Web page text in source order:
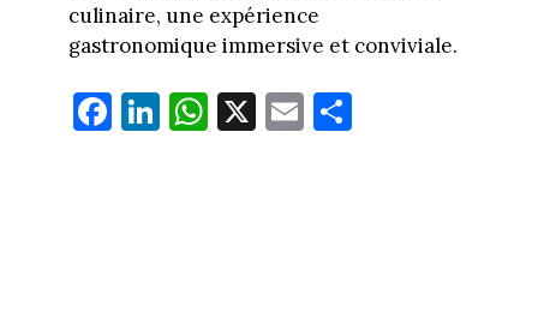
culinaire, une expérience
gastronomique immersive et conviviale.
Fa
ce
Li
nk
W
ha
X E
m
Pa